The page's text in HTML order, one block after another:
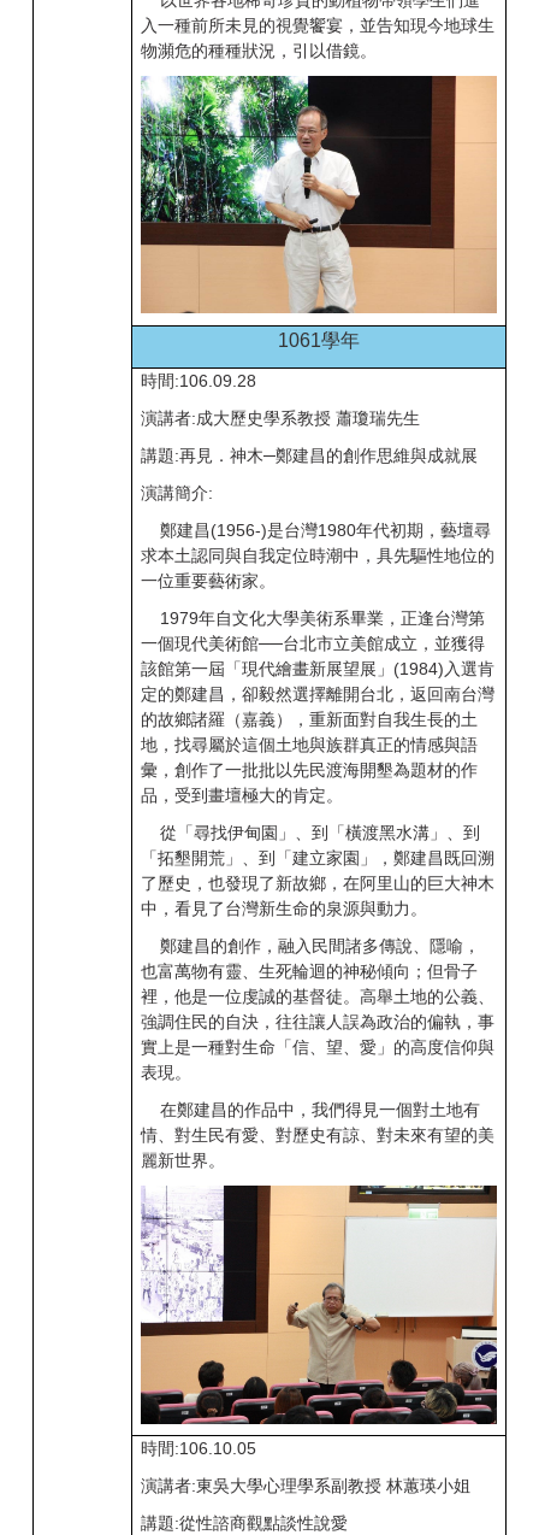
入一種前所未見的視覺饗宴，並告知現今地球生
物瀕危的種種狀況，引以借鏡。
1061學年
時間:106.09.28
演講者:成大歷史學系教授 蕭瓊瑞先生
講題:再見．神木─鄭建昌的創作思維與成就展
演講簡介:
鄭建昌(1956-)是台灣1980年代初期，藝壇尋
求本土認同與自我定位時潮中，具先驅性地位的
一位重要藝術家。
1979年自文化大學美術系畢業，正逢台灣第
一個現代美術館──台北市立美館成立，並獲得
該館第一屆「現代繪畫新展望展」(1984)入選肯
定的鄭建昌，卻毅然選擇離開台北，返回南台灣
的故鄉諸羅（嘉義），重新面對自我生長的土
地，找尋屬於這個土地與族群真正的情感與語
彙，創作了一批批以先民渡海開墾為題材的作
品，受到畫壇極大的肯定。
從「尋找伊甸園」、到「橫渡黑水溝」、到
「拓墾開荒」、到「建立家園」，鄭建昌既回溯
了歷史，也發現了新故鄉，在阿里山的巨大神木
中，看見了台灣新生命的泉源與動力。
鄭建昌的創作，融入民間諸多傳說、隱喻，
也富萬物有靈、生死輪迴的神秘傾向；但骨子
裡，他是一位虔誠的基督徒。高舉土地的公義、
強調住民的自決，往往讓人誤為政治的偏執，事
實上是一種對生命「信、望、愛」的高度信仰與
表現。
在鄭建昌的作品中，我們得見一個對土地有
情、對生民有愛、對歷史有諒、對未來有望的美
麗新世界。
時間:106.10.05
演講者:東吳大學心理學系副教授 林蕙瑛小姐
講題:從性諮商觀點談性說愛